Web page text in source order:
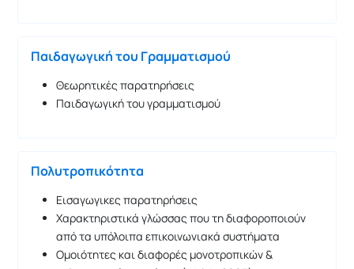
Παιδαγωγική του Γραμματισμού
Θεωρητικές παρατηρήσεις
Παιδαγωγική του γραμματισμού
Πολυτροπικότητα
Εισαγωγικες παρατηρήσεις
Χαρακτηριστικά γλώσσας που τη διαφοροποιούν
από τα υπόλοιπα επικοινωνιακά συστήματα
Ομοιότητες και διαφορές μονοτροπικών &